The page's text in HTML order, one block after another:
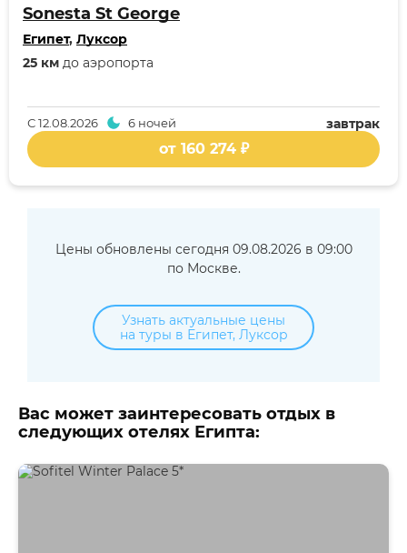
Sonesta St George
Египет, Луксор
25 км до аэропорта
завтрак
С12.08.2026 6 ночей
от 160 274 ₽
Цены обновлены сегодня 09.08.2026 в 09:00
по Москве.
Узнать актуальные цены
на туры в Египет, Луксор
Вас может заинтересовать отдых в
следующих отелях Египта: